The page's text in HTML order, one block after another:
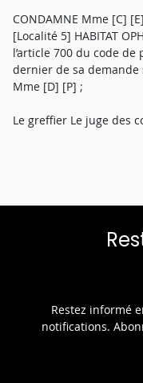
CONDAMNE Mme [C]
[Localité 5] HABITAT
l’article 700 du code
dernier de sa
Mme [D] [P] ;
Le greffier Le juge des
Restez informé
notifications.